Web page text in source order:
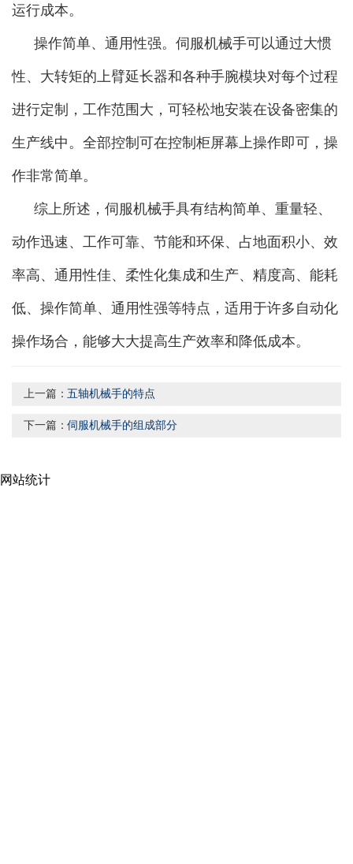
运行成本。
操作简单、通用性强。伺服机械手可以通过大惯
性、大转矩的上臂延长器和各种手腕模块对每个过程
进行定制，工作范围大，可轻松地安装在设备密集的
生产线中。全部控制可在控制柜屏幕上操作即可，操
作非常简单。
综上所述，伺服机械手具有结构简单、重量轻、
动作迅速、工作可靠、节能和环保、占地面积小、效
率高、通用性佳、柔性化集成和生产、精度高、能耗
低、操作简单、通用性强等特点，适用于许多自动化
操作场合，能够大大提高生产效率和降低成本。
上一篇： 五轴机械手的特点
下一篇：伺服机械手的组成部分
网站统计